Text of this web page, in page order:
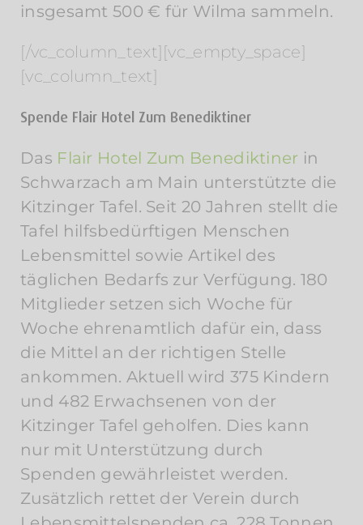
insgesamt 500 € für Wilma sammeln.
[/vc_column_text][vc_empty_space]
[vc_column_text]
Spende Flair Hotel Zum Benediktiner
Das Flair Hotel Zum Benediktiner in
Schwarzach am Main unterstützte die
Kitzinger Tafel. Seit 20 Jahren stellt die
Tafel hilfsbedürftigen Menschen
Lebensmittel sowie Artikel des
täglichen Bedarfs zur Verfügung. 180
Mitglieder setzen sich Woche für
Woche ehrenamtlich dafür ein, dass
die Mittel an der richtigen Stelle
ankommen. Aktuell wird 375 Kindern
und 482 Erwachsenen von der
Kitzinger Tafel geholfen. Dies kann
nur mit Unterstützung durch
Spenden gewährleistet werden.
Zusätzlich rettet der Verein durch